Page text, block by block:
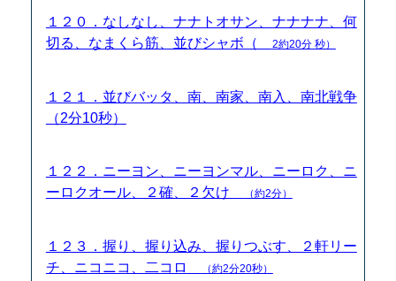
１２０．なしなし、ナナトオサン、ナナナナ、何
切る、なまくら筋、並びシャボ（
2約20分 秒）
１２１．並びバッタ、南、南家、南入、南北戦争
（2分10秒）
１２２．ニーヨン、ニーヨンマル、ニーロク、ニ
ーロクオール、２確、２欠け
（約2分）
１２３．握り、握り込み、握りつぶす、２軒リー
チ、ニコニコ、二コロ
（約2分20秒）